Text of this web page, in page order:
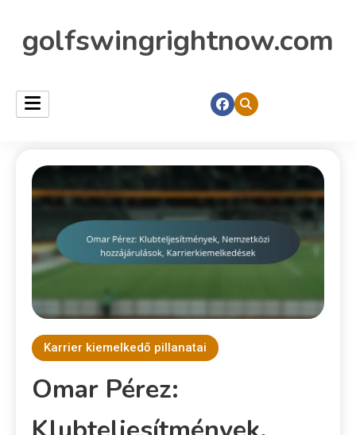
golfswingrightnow.com
Karrier kiemelkedő pillanatai
Omar Pérez: